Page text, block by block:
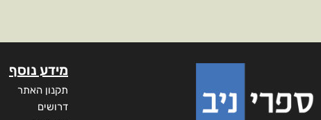
מידע נוסף
תקנון האתר
דרושים